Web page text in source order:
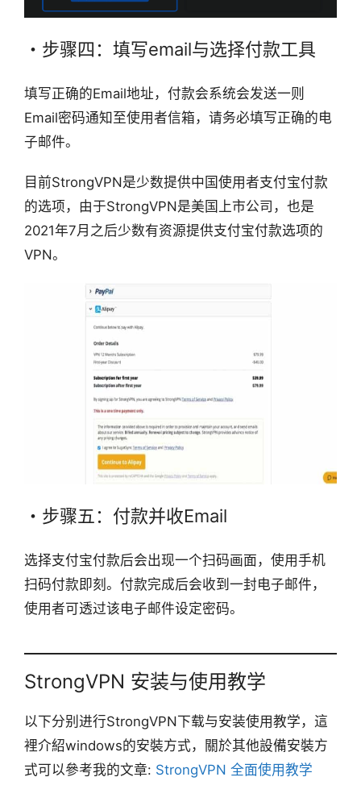
・步骤四：填写email与选择付款工具
填写正确的Email地址，付款会系统会发送一则
Email密码通知至使用者信箱，请务必填写正确的电
子邮件。
目前StrongVPN是少数提供中国使用者支付宝付款
的选项，由于StrongVPN是美国上市公司，也是
2021年7月之后少数有资源提供支付宝付款选项的
VPN。
・步骤五：付款并收Email
选择支付宝付款后会出现一个扫码画面，使用手机
扫码付款即刻。付款完成后会收到一封电子邮件，
使用者可透过该电子邮件设定密码。
StrongVPN 安装与使用教学
以下分别进行StrongVPN下载与安装使用教学，這
裡介紹windows的安裝方式，關於其他設備安裝方
式可以參考我的文章: StrongVPN 全面使用教学